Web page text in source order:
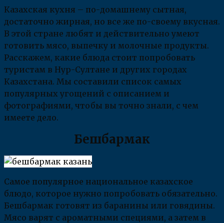
Казахская кухня – по-домашнему сытная,
достаточно жирная, но все же по-своему вкусная.
В этой стране любят и действительно умеют
готовить мясо, выпечку и молочные продукты.
Расскажем, какие блюда стоит попробовать
туристам в Нур-Султане и других городах
Казахстана. Мы составили список самых
популярных угощений с описанием и
фотографиями, чтобы вы точно знали, с чем
имеете дело.
Бешбармак
Самое популярное национальное казахское
блюдо, которое нужно попробовать обязательно.
Бешбармак готовят из баранины или говядины.
Мясо варят с ароматными специями, а затем в